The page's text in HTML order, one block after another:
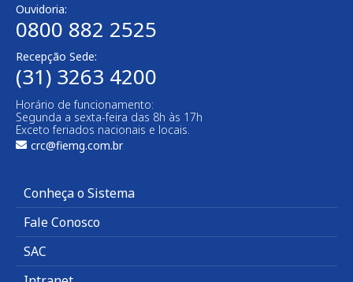
Ouvidoria:
0800 882 2525​
Recepção Sede:
(31) 3263 4200
Horário de funcionamento:
Segunda a sexta-feira das 8h às 17h
Exceto feriados nacionais e locais.
crc@fiemg.com.br
Conheça o Sistema
Fale Conosco
SAC